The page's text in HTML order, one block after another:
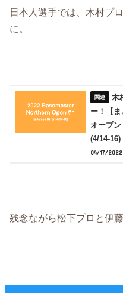
日本人選手では、木村プ
に。
木
ー！【
オープ
(4/14-16)
04/17/2022
残念ながら松下プロと伊